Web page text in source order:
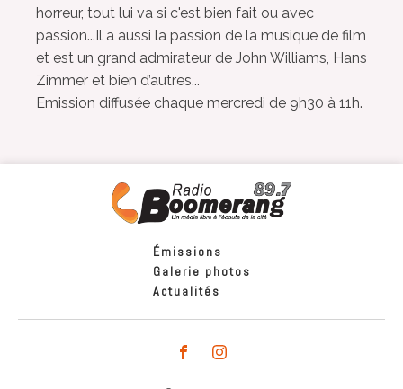
horreur, tout lui va si c'est bien fait ou avec
passion...Il a aussi la passion de la musique de film
et est un grand admirateur de John Williams, Hans
Zimmer et bien d’autres...
Emission diffusée chaque mercredi de 9h30 à 11h.
Émissions
Galerie photos
Actualités